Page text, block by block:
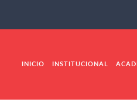
INICIO INSTITUCIONAL